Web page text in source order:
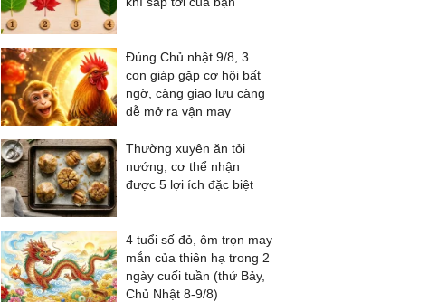
Đúng Chủ nhật 9/8, 3
con giáp gặp cơ hội bất
ngờ, càng giao lưu càng
dễ mở ra vận may
Thường xuyên ăn tỏi
nướng, cơ thể nhận
được 5 lợi ích đặc biệt
4 tuổi số đỏ, ôm trọn may
mắn của thiên hạ trong 2
ngày cuối tuần (thứ Bảy,
Chủ Nhật 8-9/8)